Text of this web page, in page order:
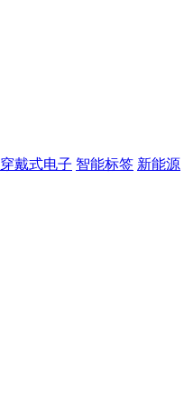
穿戴式电子 智能标签 新能源